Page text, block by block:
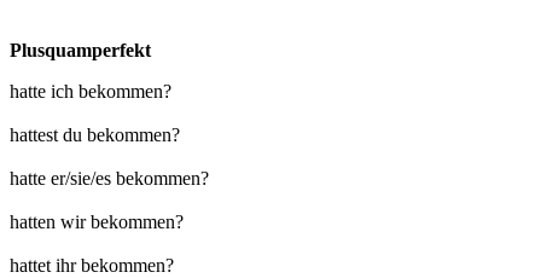
Plusquamperfekt
hatte ich bekommen?
hattest du bekommen?
hatte er/sie/es bekommen?
hatten wir bekommen?
hattet ihr bekommen?